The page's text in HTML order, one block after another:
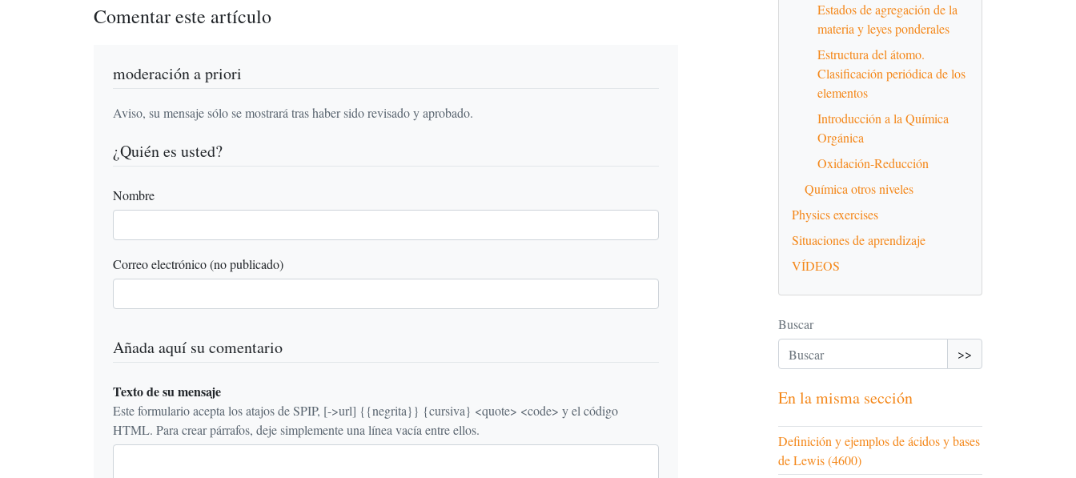
Comentar este artículo
moderación a priori
Aviso, su mensaje sólo se mostrará tras haber sido revisado y aprobado.
¿Quién es usted?
Nombre
Correo electrónico (no publicado)
Añada aquí su comentario
Texto de su mensaje
Este formulario acepta los atajos de SPIP, [->url] {{negrita}} {cursiva} <quote> <code> y el código
HTML. Para crear párrafos, deje simplemente una línea vacía entre ellos.
Estados de agregación de la
materia y leyes ponderales
Estructura del átomo.
Clasificación periódica de los
elementos
Introducción a la Química
Orgánica
Oxidación-Reducción
Química otros niveles
Physics exercises
Situaciones de aprendizaje
VÍDEOS
Buscar
>>
En la misma sección
Definición y ejemplos de ácidos y bases
de Lewis (4600)